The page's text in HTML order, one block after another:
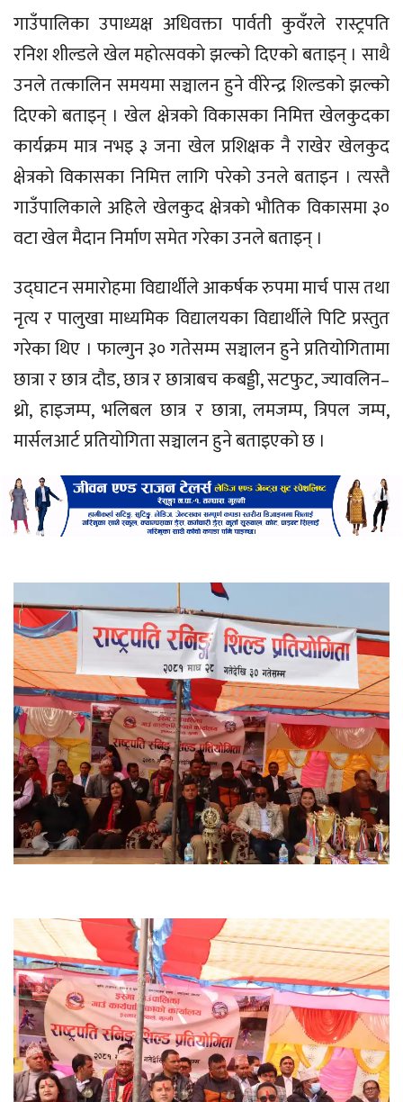
गाउँपालिका उपाध्यक्ष अधिवक्ता पार्वती कुवँरले रास्ट्रपति
रनिश शील्डले खेल महाेत्सवकाे झल्काे दिएकाे बताइन् । साथै
उनले तत्कालिन समयमा सञ्चालन हुने वीरेन्द्र शिल्डको झल्को
दिएको बताइन् । खेल क्षेत्रकाे विकासका निमित्त खेलकुदका
कार्यक्रम मात्र नभइ ३ जना खेल प्रशिक्षक नै राखेर खेलकुद
क्षेत्रकाे विकासका निमित्त लागि परेको उनले बताइन । त्यस्तै
गाउँपालिकाले अहिले खेलकुद क्षेत्रकाे भाैतिक विकासमा ३०
वटा खेल मैदान निर्माण समेत गरेका उनले बताइन् ।
उद्घाटन समारोहमा विद्यार्थीले आकर्षक रुपमा मार्च पास तथा
नृत्य र पालुखा माध्यमिक विद्यालयका विद्यार्थीले पिटि प्रस्तुत
गरेका थिए । फाल्गुन ३० गतेसम्म सञ्चालन हुने प्रतियोगितामा
छात्रा र छात्र दौड, छात्र र छात्राबच कबड्डी, सटफुट, ज्यावलिन–
थ्रो, हाइजम्प, भलिबल छात्र र छात्रा, लमजम्प, त्रिपल जम्प,
मार्सलआर्ट प्रतियोगिता सञ्चालन हुने बताइएको छ ।